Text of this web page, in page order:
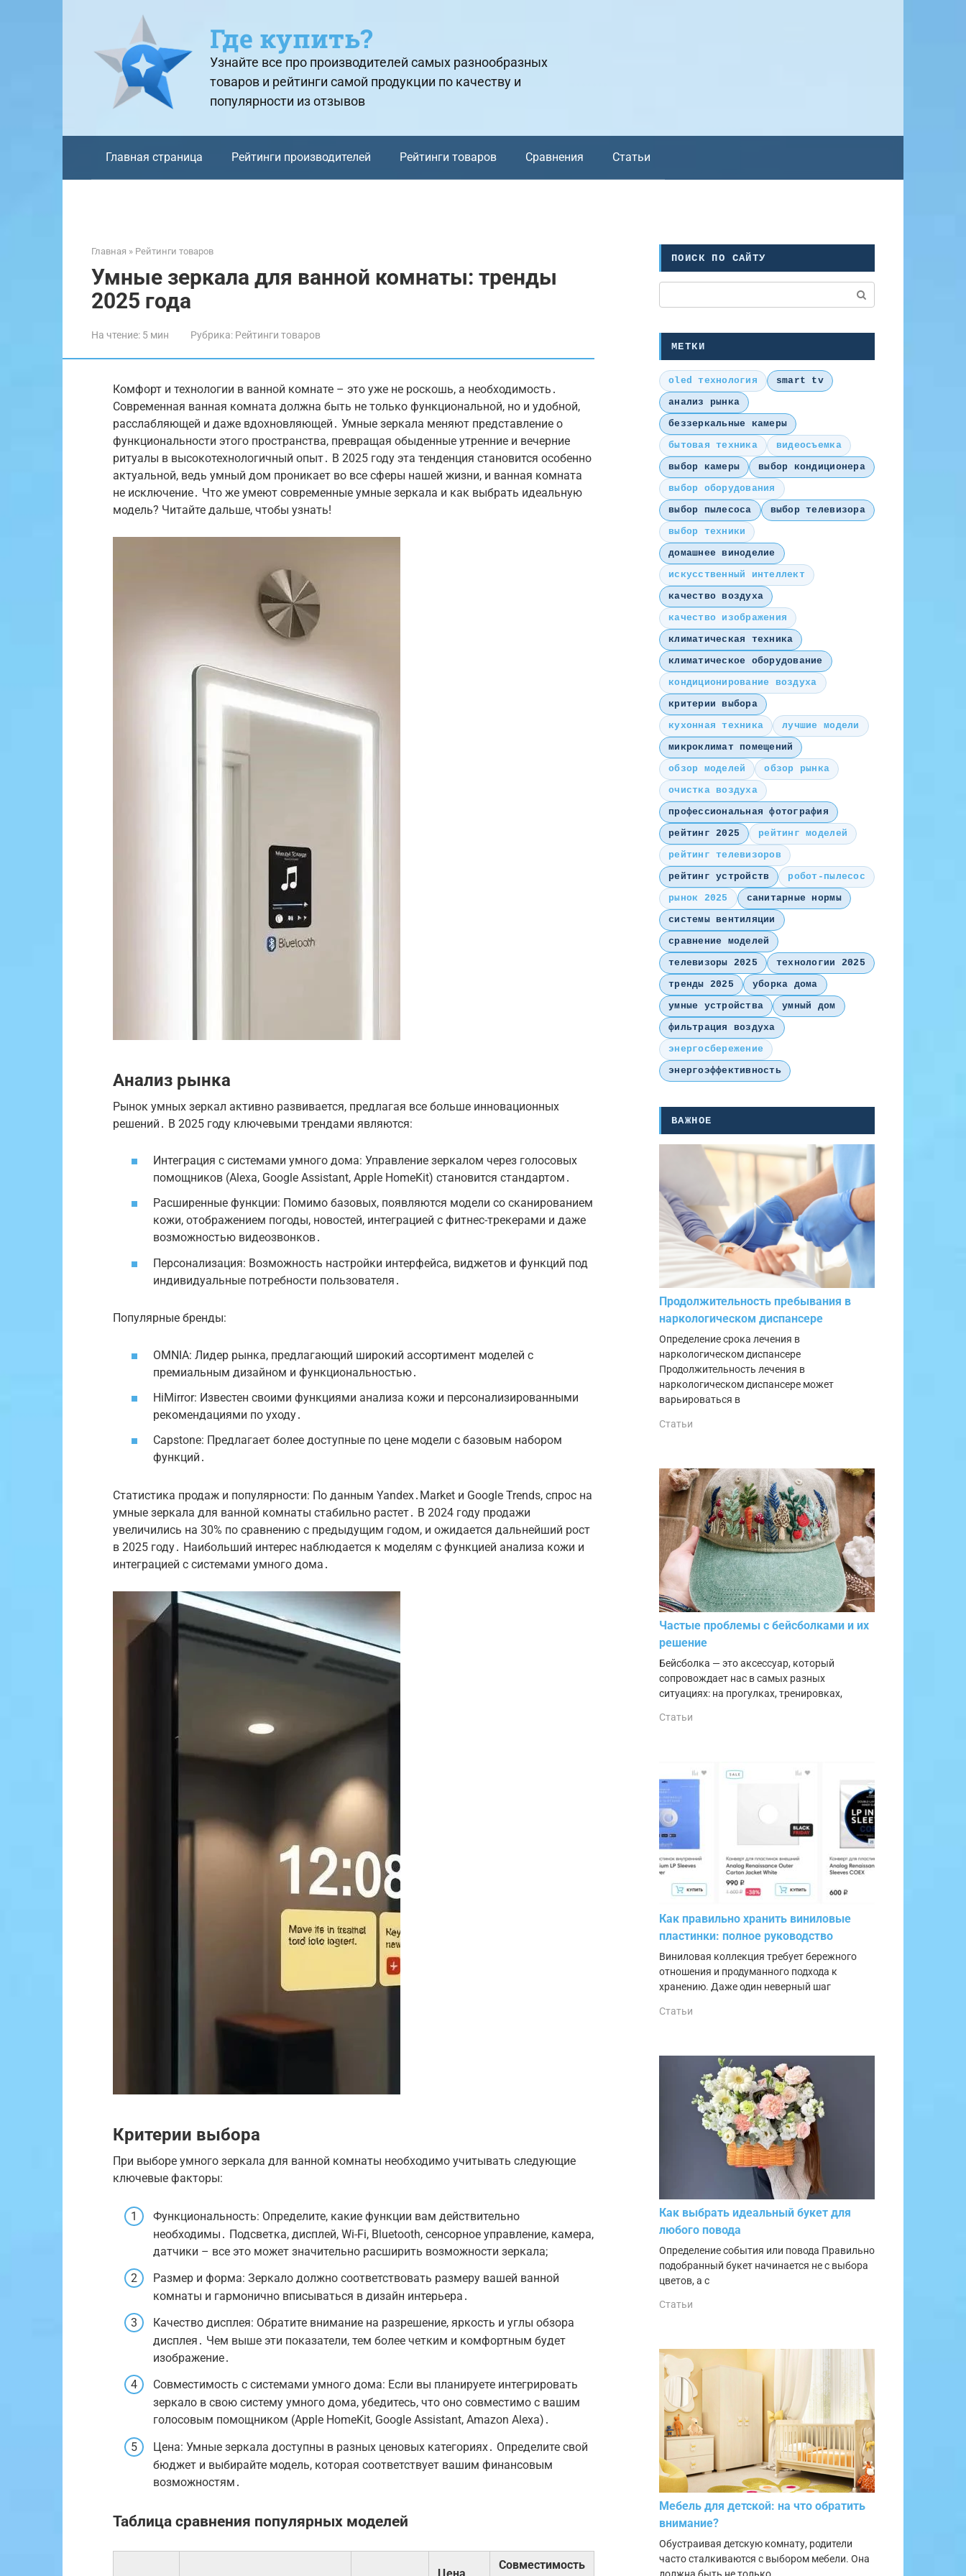
Где купить?
Узнайте все про производителей самых разнообразных
товаров и рейтинги самой продукции по качеству и
популярности из отзывов
Главная страница Рейтинги производителей Рейтинги товаров Сравнения Статьи
Главная » Рейтинги товаров
Умные зеркала для ванной комнаты: тренды
2025 года
На чтение: 5 мин Рубрика: Рейтинги товаров
Комфорт и технологии в ванной комнате – это уже не роскошь, а необходимость․
Современная ванная комната должна быть не только функциональной, но и удобной,
расслабляющей и даже вдохновляющей․ Умные зеркала меняют представление о
функциональности этого пространства, превращая обыденные утренние и вечерние
ритуалы в высокотехнологичный опыт․ В 2025 году эта тенденция становится особенно
актуальной, ведь умный дом проникает во все сферы нашей жизни, и ванная комната
не исключение․ Что же умеют современные умные зеркала и как выбрать идеальную
модель? Читайте дальше, чтобы узнать!
Анализ рынка
Рынок умных зеркал активно развивается, предлагая все больше инновационных
решений․ В 2025 году ключевыми трендами являются:
Интеграция с системами умного дома: Управление зеркалом через голосовых
помощников (Alexa, Google Assistant, Apple HomeKit) становится стандартом․
Расширенные функции: Помимо базовых, появляются модели со сканированием
кожи, отображением погоды, новостей, интеграцией с фитнес-трекерами и даже
возможностью видеозвонков․
Персонализация: Возможность настройки интерфейса, виджетов и функций под
индивидуальные потребности пользователя․
Популярные бренды:
OMNIA: Лидер рынка, предлагающий широкий ассортимент моделей с
премиальным дизайном и функциональностью․
HiMirror: Известен своими функциями анализа кожи и персонализированными
рекомендациями по уходу․
Capstone: Предлагает более доступные по цене модели с базовым набором
функций․
Статистика продаж и популярности: По данным Yandex․Market и Google Trends, спрос на
умные зеркала для ванной комнаты стабильно растет․ В 2024 году продажи
увеличились на 30% по сравнению с предыдущим годом, и ожидается дальнейший рост
в 2025 году․ Наибольший интерес наблюдается к моделям с функцией анализа кожи и
интеграцией с системами умного дома․
Критерии выбора
При выборе умного зеркала для ванной комнаты необходимо учитывать следующие
ключевые факторы:
Функциональность: Определите, какие функции вам действительно
необходимы․ Подсветка, дисплей, Wi-Fi, Bluetooth, сенсорное управление, камера,
датчики – все это может значительно расширить возможности зеркала;
Размер и форма: Зеркало должно соответствовать размеру вашей ванной
комнаты и гармонично вписываться в дизайн интерьера․
Качество дисплея: Обратите внимание на разрешение, яркость и углы обзора
дисплея․ Чем выше эти показатели, тем более четким и комфортным будет
изображение․
Совместимость с системами умного дома: Если вы планируете интегрировать
зеркало в свою систему умного дома, убедитесь, что оно совместимо с вашим
голосовым помощником (Apple HomeKit, Google Assistant, Amazon Alexa)․
Цена: Умные зеркала доступны в разных ценовых категориях․ Определите свой
бюджет и выбирайте модель, которая соответствует вашим финансовым
возможностям․
Таблица сравнения популярных моделей
Совместимость
ПОИСК ПО САЙТУ
МЕТКИ
oled технология
smart tv
анализ рынка
беззеркальные камеры
бытовая техника
видеосъемка
выбор камеры
выбор кондиционера
выбор оборудования
выбор пылесоса
выбор телевизора
выбор техники
домашнее виноделие
искусственный интеллект
качество воздуха
качество изображения
климатическая техника
климатическое оборудование
кондиционирование воздуха
критерии выбора
кухонная техника
лучшие модели
микроклимат помещений
обзор моделей
обзор рынка
очистка воздуха
профессиональная фотография
рейтинг 2025
рейтинг моделей
рейтинг телевизоров
рейтинг устройств
робот-пылесос
рынок 2025
санитарные нормы
системы вентиляции
сравнение моделей
телевизоры 2025
технологии 2025
тренды 2025
уборка дома
умные устройства
умный дом
фильтрация воздуха
энергосбережение
энергоэффективность
ВАЖНОЕ
Продолжительность пребывания в
наркологическом диспансере
Определение срока лечения в
наркологическом диспансере
Продолжительность лечения в
наркологическом диспансере может
варьироваться в
Статьи
Частые проблемы с бейсболками и их
решение
Бейсболка — это аксессуар, который
сопровождает нас в самых разных
ситуациях: на прогулках, тренировках,
Статьи
Как правильно хранить виниловые
пластинки: полное руководство
Виниловая коллекция требует бережного
отношения и продуманного подхода к
хранению. Даже один неверный шаг
Статьи
Как выбрать идеальный букет для
любого повода
Определение события или повода Правильно
подобранный букет начинается не с выбора
цветов, а с
Статьи
Мебель для детской: на что обратить
внимание?
Обустраивая детскую комнату, родители
часто сталкиваются с выбором мебели. Она